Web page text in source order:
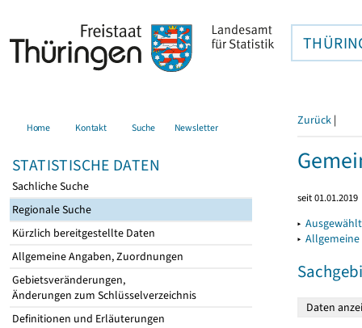
Home Kontakt Suche Newsletter
STATISTISCHE DATEN
Sachliche Suche
Regionale Suche
Kürzlich bereitgestellte Daten
Allgemeine Angaben, Zuordnungen
Gebietsveränderungen,
Änderungen zum Schlüsselverzeichnis
Definitionen und Erläuterungen
Zurück |
seit 01.01.2019
▸
▸